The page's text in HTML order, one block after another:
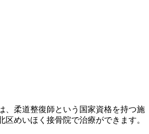
、柔道整復師という国家資格を持つ施
区めいほく接骨院で治療ができます。